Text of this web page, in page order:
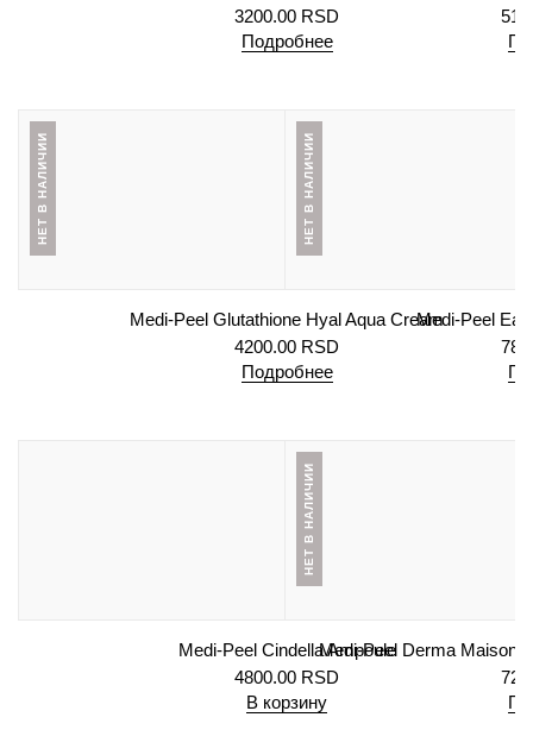
3200.00 RSD
Подробнее
НЕТ В НАЛИЧИИ
Medi-Peel Glutathione Hyal Aqua Cream
4200.00 RSD
Подробнее
НЕТ В НАЛИЧИИ
Medi-Peel
Medi-Peel Cindella Ampoule
4800.00 RSD
В корзину
НЕТ В НАЛИЧИИ
Medi-Peel Derma Maison